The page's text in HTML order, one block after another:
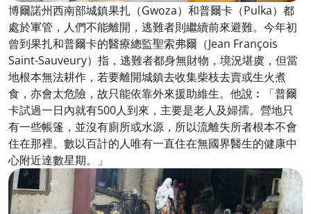
博爾諾州西南部城鎮果扎（Gwoza）和普爾卡（Pulka）都
處於軍管，人們不能離開，逃難者則繼續前來避難。今年初
曾到果扎和普爾卡的醫療總監聖索弗爾（Jean François
Saint-Sauveury）指，逃難者都身無財物，境況堪虞，但當
地根本無法耕作，若要離開城鎮去收集柴枝去賣或生火煮
食，亦會太危險，故只能依靠外來援助維生。他說︰「普爾
卡試過一日內就有500人到來，主要是老人及婦孺。營地只
有一些帳篷，並沒有廁所或水源，所以流離失所者根本不會
住在那裡。數以百計的人唯有一直住在無國界醫生的健康中
心附近達數星期。」